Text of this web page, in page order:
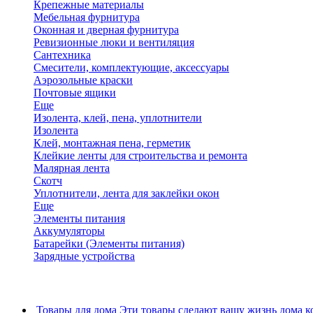
Крепежные материалы
Мебельная фурнитура
Оконная и дверная фурнитура
Ревизионные люки и вентиляция
Сантехника
Смесители, комплектующие, аксессуары
Аэрозольные краски
Почтовые ящики
Еще
Изолента, клей, пена, уплотнители
Изолента
Клей, монтажная пена, герметик
Клейкие ленты для строительства и ремонта
Малярная лента
Скотч
Уплотнители, лента для заклейки окон
Еще
Элементы питания
Аккумуляторы
Батарейки (Элементы питания)
Зарядные устройства
Товары для дома Эти товары сделают вашу жизнь дома